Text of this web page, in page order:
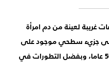
غريبة لعينة من دم امرأة
جزيء سطحي موجود على
جميع خلايا الدم الحمراء، لكن بعد 50 عاما، وبفضل التطورات في